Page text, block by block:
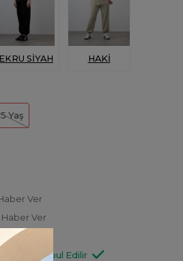
EKRU SİYAH HAKİ
Yaş
Ver
Haber Ver
Değişim Kabul Edilir